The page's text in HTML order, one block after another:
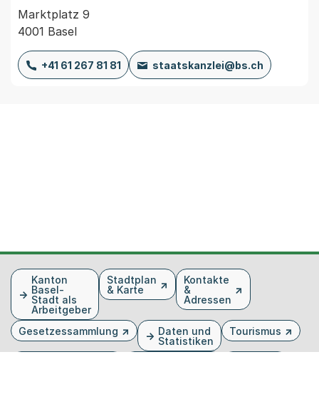
Marktplatz 9
4001 Basel
+41 61 267 81 81 staatskanzlei@bs.ch
FusszeileKanton
Basel-
Stadt als
Arbeitgeber
Stadtplan
& Karte
Kontakte
&
Adressen
Gesetzessammlung
Daten und
Statistiken
Tourismus